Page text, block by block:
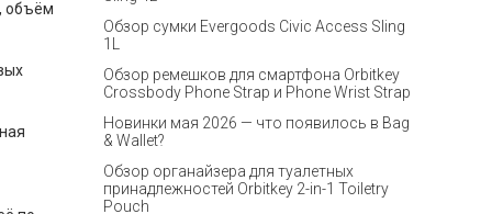
объём
Обзор сумки Evergoods Civic Access Sling
1L
Обзор ремешков для смартфона Orbitkey
Crossbody Phone Strap и Phone Wrist Strap
Новинки мая 2026 — что появилось в Bag
& Wallet?
Обзор органайзера для туалетных
принадлежностей Orbitkey 2-in-1 Toiletry
Pouch